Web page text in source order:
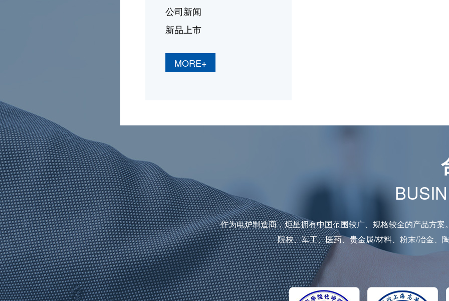
公司新闻
新品上市
MORE+
作为电炉制造商，炬星拥有中国范围较广、规格较全的产品方
院校、军工、医药、贵金属/材料、粉末/冶金